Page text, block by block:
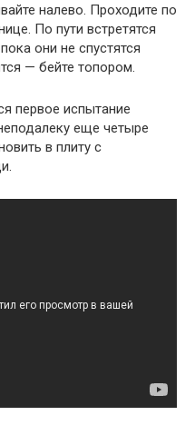
налево. Проходите по
По пути встретятся
они не спустятся
— бейте топором.
первое испытание
еще четыре
в плиту с